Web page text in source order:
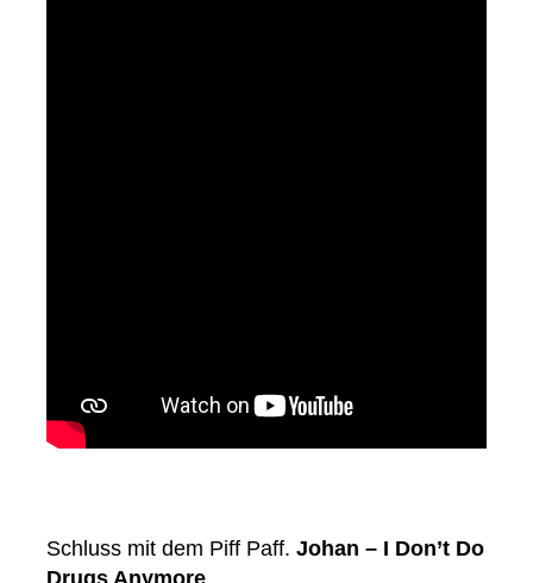
Schluss mit dem Piff Paff. Johan – I Don’t Do